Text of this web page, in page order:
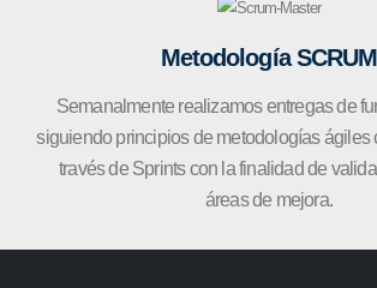
Metodología SCRUM
Semanalmente realizamos entregas de
siguiendo principios de metodologías ágiles
través de Sprints con la finalidad de
áreas de mejora.